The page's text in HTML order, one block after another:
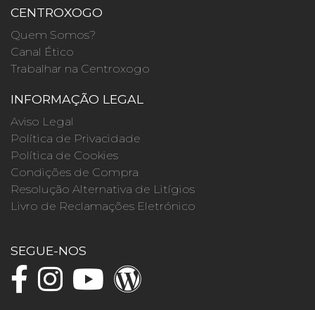
CENTROXOGO
Quem Somos?
Canal Ético
Trabalhar na Centroxogo
INFORMAÇÃO LEGAL
Aviso Legal
Política de Privacidade
Política de Cookies
Condições de Compra
Resolução Alternativa de Litígios
Livro de Reclamações Eletrónico
SEGUE-NOS